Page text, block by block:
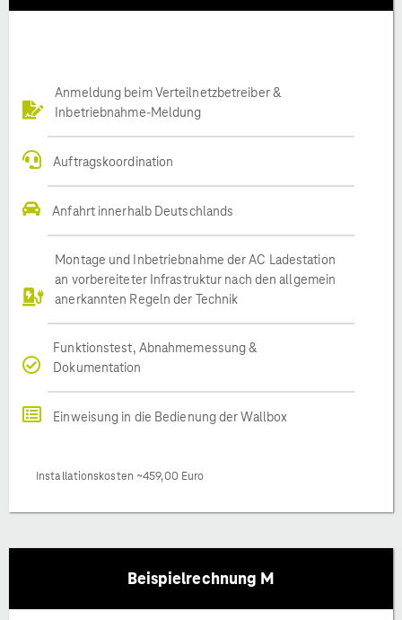
Anmeldung beim Verteilnetzbetreiber &
Inbetriebnahme-Meldung
Auftragskoordination
Anfahrt innerhalb Deutschlands
Montage und Inbetriebnahme der AC Ladestation
an vorbereiteter Infrastruktur nach den allgemein
anerkannten Regeln der Technik
Funktionstest, Abnahmemessung &
Dokumentation
Einweisung in die Bedienung der Wallbox
Installationskosten ~459,00 Euro
Beispielrechnung M